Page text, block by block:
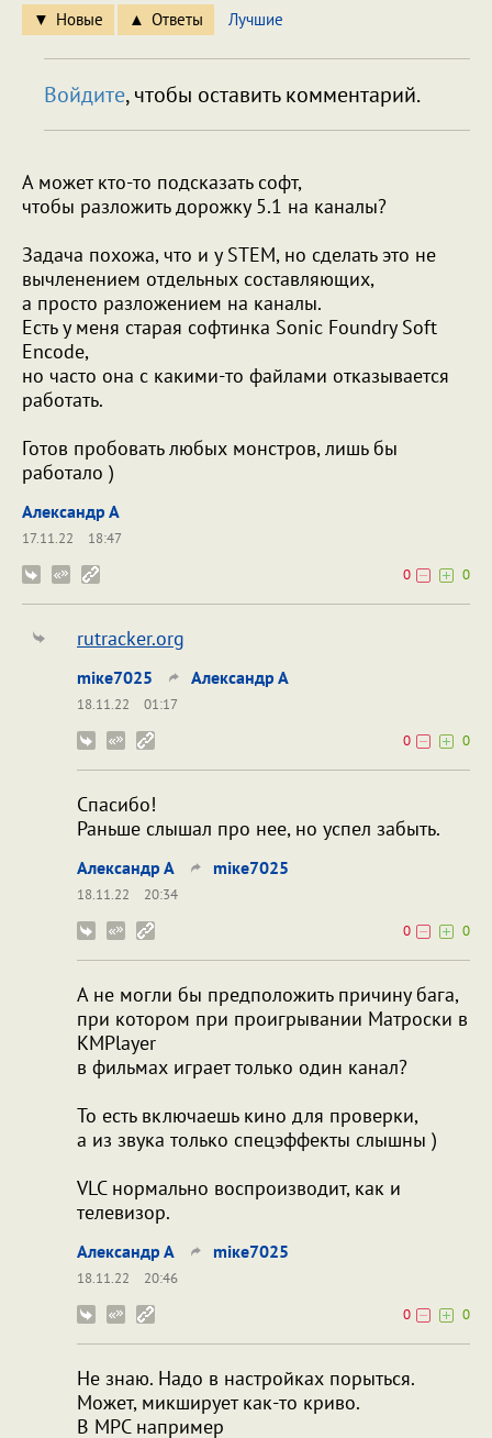
Новые Ответы Лучшие
Войдите, чтобы оставить комментарий.
А может кто-то подсказать софт,
чтобы разложить дорожку 5.1 на каналы?
Задача похожа, что и у STEM, но сделать это не
вычленением отдельных составляющих,
а просто разложением на каналы.
Есть у меня старая софтинка Sonic Foundry Soft
Encode,
но часто она с какими-то файлами отказывается
работать.
Готов пробовать любых монстров, лишь бы
работало )
Александр А
17.11.22
18:47
0
0
rutracker.org
miкe7025 Александр А
18.11.22
01:17
0
0
Спасибо!
Раньше слышал про нее, но успел забыть.
Александр А miкe7025
18.11.22
20:34
0
0
А не могли бы предположить причину бага,
при котором при проигрывании Матроски в
KMPlayer
в фильмах играет только один канал?
То есть включаешь кино для проверки,
а из звука только спецэффекты слышны )
VLC нормально воспроизводит, как и
телевизор.
Александр А miкe7025
18.11.22
20:46
0
0
Не знаю. Надо в настройках порыться.
Может, микширует как-то криво.
В МРС например